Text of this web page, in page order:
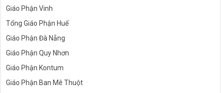
Giáo Phận Vinh
Tổng Giáo Phận Huế
Giáo Phận Đà Nẵng
Giáo Phận Quy Nhơn
Giáo Phận Kontum
Giáo Phận Ban Mê Thuột